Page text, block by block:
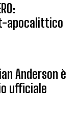
apocalittico
Anderson è
ufficiale